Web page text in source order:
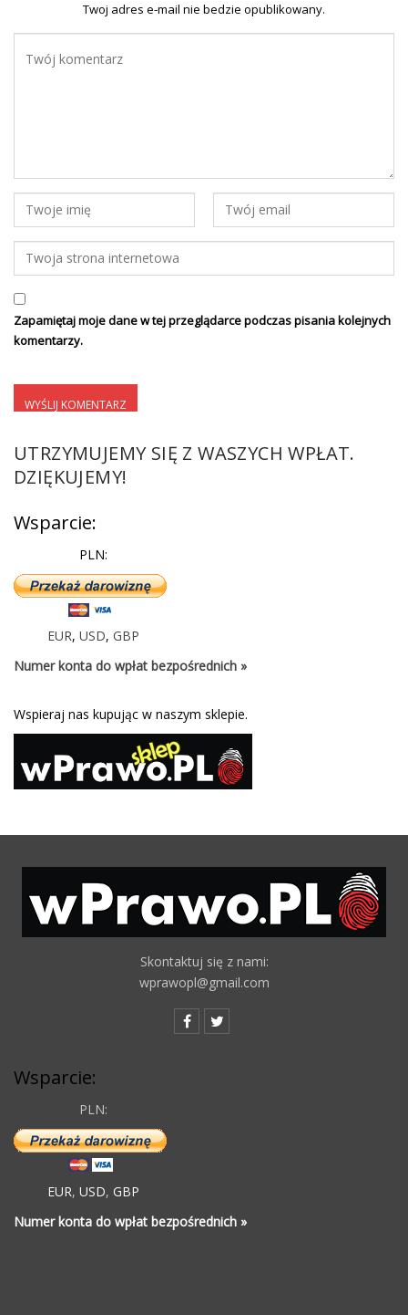
Twoj adres e-mail nie bedzie opublikowany.
Zapamiętaj moje dane w tej przeglądarce podczas pisania kolejnych
komentarzy.
UTRZYMUJEMY SIĘ Z WASZYCH WPŁAT.
DZIĘKUJEMY!
Wsparcie:
PLN:
EUR, USD, GBP
Numer konta do wpłat bezpośrednich »
Wspieraj nas kupując w naszym sklepie.
Skontaktuj się z nami:
wprawopl@gmail.com
Wsparcie:
PLN:
EUR, USD, GBP
Numer konta do wpłat bezpośrednich »